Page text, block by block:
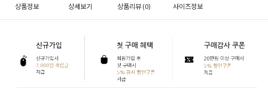
상품정보 상세보기 상품리뷰 (0) 사이즈정보